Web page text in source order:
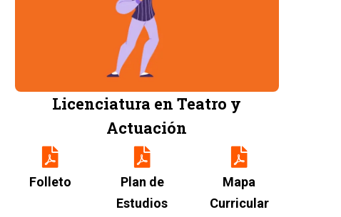
Licenciatura en Teatro y
Actuación
Folleto
Plan de
Estudios
Mapa
Curricular